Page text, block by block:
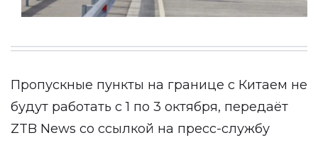
Пропускные пункты на границе с Китаем не
будут работать с 1 по 3 октября, передаёт
ZTB News со ссылкой на пресс-службу